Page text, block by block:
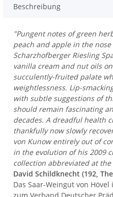
Beschreibung
"Pungent notes of green
peach and apple in the
Scharzhofberger Riesling
vanilla cream and nut oils
succulently-fruited palate
weightlessness. Lip-
with subtle suggestions of
should remain fascinating
decades. A dreadful health
thankfully now slowly
von Kunow entirely out of
in the evolution of his 2009
collection abbreviated at
David Schildknecht (192,
Das Saar-Weingut von